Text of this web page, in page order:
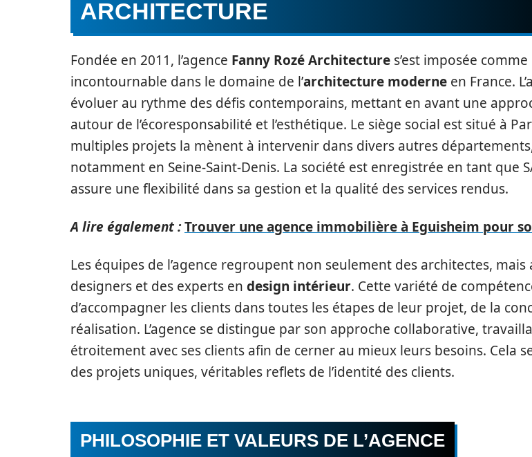
ARCHITECTURE
Fondée en 2011, l’agence Fanny Rozé Architecture s’est imposée
incontournable dans le domaine de l’architecture moderne en France.
évoluer au rythme des défis contemporains, mettant en avant une
autour de l’écoresponsabilité et l’esthétique. Le siège social est situé à
multiples projets la mènent à intervenir dans divers autres
notamment en Seine-Saint-Denis. La société est enregistrée en tant que
assure une flexibilité dans sa gestion et la qualité des services rendus.
A lire également :Trouver une agence immobilière à Eguisheim pour
Les équipes de l’agence regroupent non seulement des architectes, mais
designers et des experts en design intérieur. Cette variété de
d’accompagner les clients dans toutes les étapes de leur projet, de la
réalisation. L’agence se distingue par son approche collaborative,
étroitement avec ses clients afin de cerner au mieux leurs besoins. Cela
des projets uniques, véritables reflets de l’identité des clients.
PHILOSOPHIE ET VALEURS DE L’AGENCE